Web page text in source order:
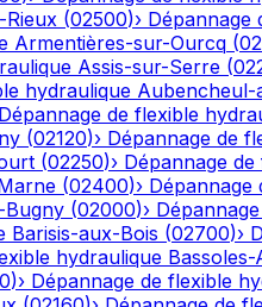
(02500)› Dépannage
Armentières-sur-Ourcq (
Assis-sur-Serre (
hydraulique Aubencheul-
Dépannage de flexible
(02120)› Dépannage de
(02250)› Dépannage
(02400)› Dépannage
Bugny (02000)›
Barisis-aux-Bois (02700)›
hydraulique Bassoles-
)› Dépannage de flexible